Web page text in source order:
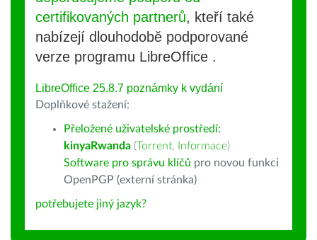
certifikovaných partnerů, kteří také
nabízejí dlouhodobě podporované
verze programu LibreOffice .
LibreOffice 25.8.7 poznámky k vydání
Doplňkové stažení:
Přeložené uživatelské prostředí:
kinyaRwanda (Torrent, Informace)
Software pro správu klíčů pro novou funkci
OpenPGP (externí stránka)
potřebujete jiný jazyk?